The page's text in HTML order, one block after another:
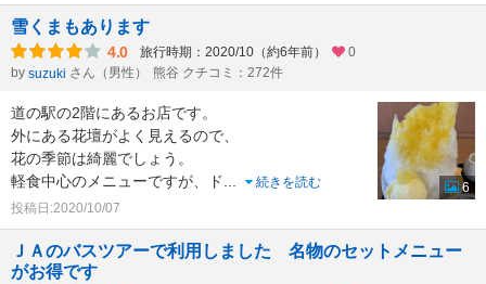
雪くまもあります
4.0 旅行時期：2020/10（約6年前）
0
by suzuki さん（男性） 熊谷 クチコミ：272件
道の駅の2階にあるお店です。
外にある花壇がよく見えるので、
花の季節は綺麗でしょう。
軽食中心のメニューですが、ド...
続きを読む
投稿日:2020/10/07
6
ＪＡのバスツアーで利用しました 名物のセットメニュー
がお得です